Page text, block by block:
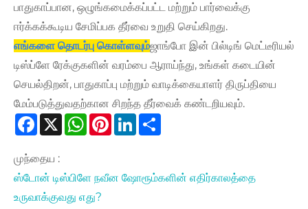
பாதுகாப்பான, ஒழுங்கமைக்கப்பட்ட மற்றும் பார்வைக்கு
ஈர்க்கக்கூடிய சேமிப்பக தீர்வை உறுதி செய்கிறது.
எங்களை தொடர்பு கொள்ளவும்ஜாங்போ இன் பில்டிங் மெட்டீரியல்
டிஸ்ப்ளே ரேக்குகளின் வரம்பை ஆராய்ந்து, உங்கள் கடையின்
செயல்திறன், பாதுகாப்பு மற்றும் வாடிக்கையாளர் திருப்தியை
மேம்படுத்துவதற்கான சிறந்த தீர்வைக் கண்டறியவும்.
Facebook
X WhatsApp
PinterestLinkedIn
முந்தைய :
ஸ்டோன் டிஸ்பிளே நவீன ஷோரூம்களின் எதிர்காலத்தை
உருவாக்குவது எது?